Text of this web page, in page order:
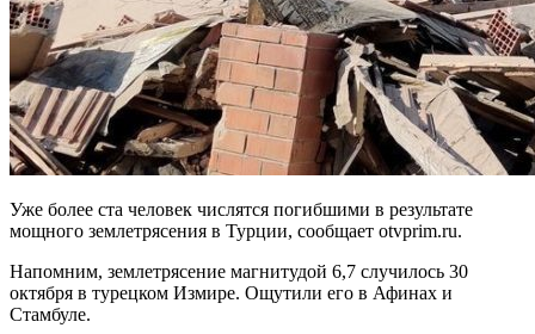
Уже более ста человек числятся погибшими в результате
мощного землетрясения в Турции, сообщает otvprim.ru.
Напомним, землетрясение магнитудой 6,7 случилось 30
октября в турецком Измире. Ощутили его в Афинах и
Стамбуле.